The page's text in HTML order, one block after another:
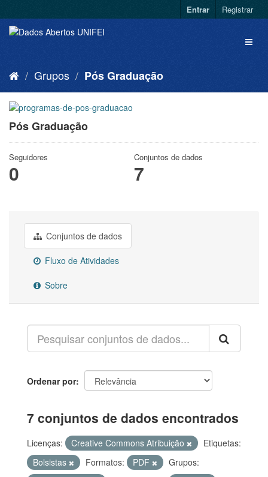
Entrar Registrar
Grupos Pós Graduação
Pós Graduação
Seguidores
0
Conjuntos de dados
7
Conjuntos de dados
Fluxo de Atividades
Sobre
Ordenar por
7 conjuntos de dados encontrados
Licenças: Creative Commons Atribuição
Etiquetas:
Bolsistas
Formatos: PDF
Grupos: